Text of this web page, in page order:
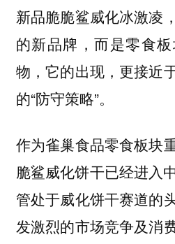
新品脆脆鲨威化冰激凌
的新品牌，而是零食
物，它的出现，更接近
的“防守策略”。
作为雀巢食品零食板块
脆鲨威化饼干已经进入
管处于威化饼干赛道的
发激烈的市场竞争及消